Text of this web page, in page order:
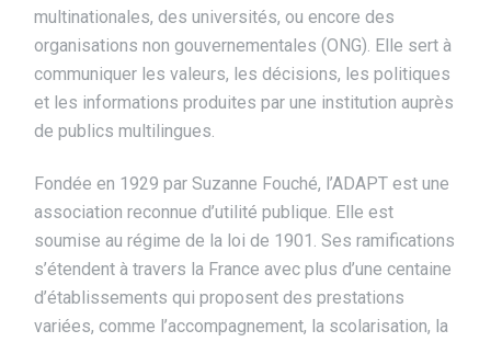
multinationales, des universités, ou encore des
organisations non gouvernementales (ONG). Elle sert à
communiquer les valeurs, les décisions, les politiques
et les informations produites par une institution auprès
de publics multilingues.
Fondée en 1929 par Suzanne Fouché, l’ADAPT est une
association reconnue d’utilité publique. Elle est
soumise au régime de la loi de 1901. Ses ramifications
s’étendent à travers la France avec plus d’une centaine
d’établissements qui proposent des prestations
variées, comme l’accompagnement, la scolarisation, la